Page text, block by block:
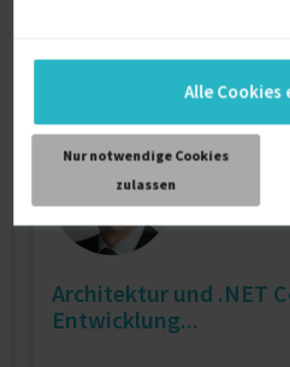
Alle Cookies
Nur notwendige Cookies
zulassen
Berlin Deutschland
Architektur und .NET
Entwicklung...